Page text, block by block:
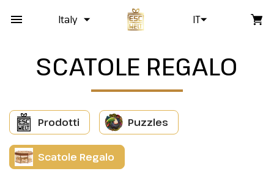
Italy IT
SCATOLE REGALO
Prodotti Puzzles
Scatole Regalo